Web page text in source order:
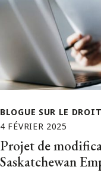
BLOGUE SUR LE
4 FÉVRIER 2025
Projet de
Saskatchewan